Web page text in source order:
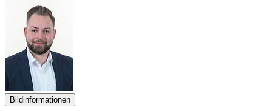
Bildinformationen